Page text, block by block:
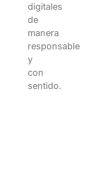
digitales
de
manera
responsable
y
con
sentido.